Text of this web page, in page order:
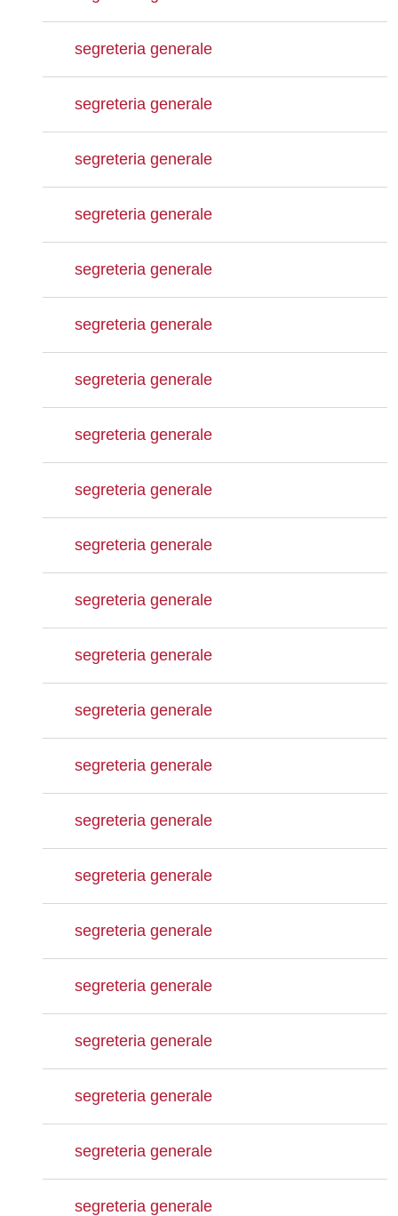
segreteria generale
segreteria generale
segreteria generale
segreteria generale
segreteria generale
segreteria generale
segreteria generale
segreteria generale
segreteria generale
segreteria generale
segreteria generale
segreteria generale
segreteria generale
segreteria generale
segreteria generale
segreteria generale
segreteria generale
segreteria generale
segreteria generale
segreteria generale
segreteria generale
segreteria generale